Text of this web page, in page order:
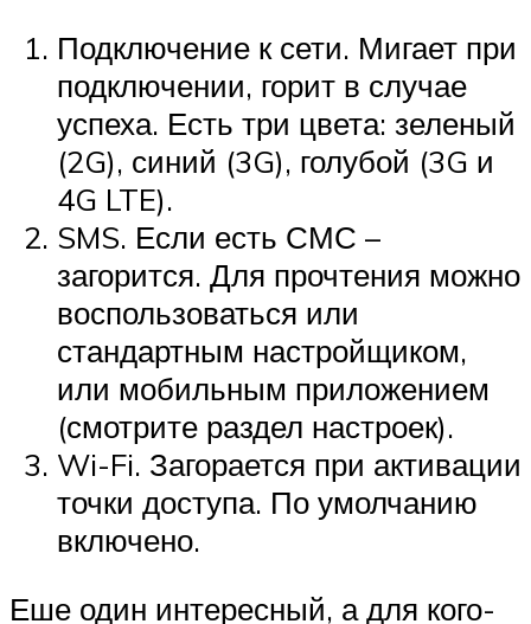
Подключение к сети. Мигает при
подключении, горит в случае
успеха. Есть три цвета: зеленый
(2G), синий (3G), голубой (3G и
4G LTE).
SMS. Если есть СМС –
загорится. Для прочтения можно
воспользоваться или
стандартным настройщиком,
или мобильным приложением
(смотрите раздел настроек).
Wi-Fi. Загорается при активации
точки доступа. По умолчанию
включено.
Еше один интересный, а для кого-